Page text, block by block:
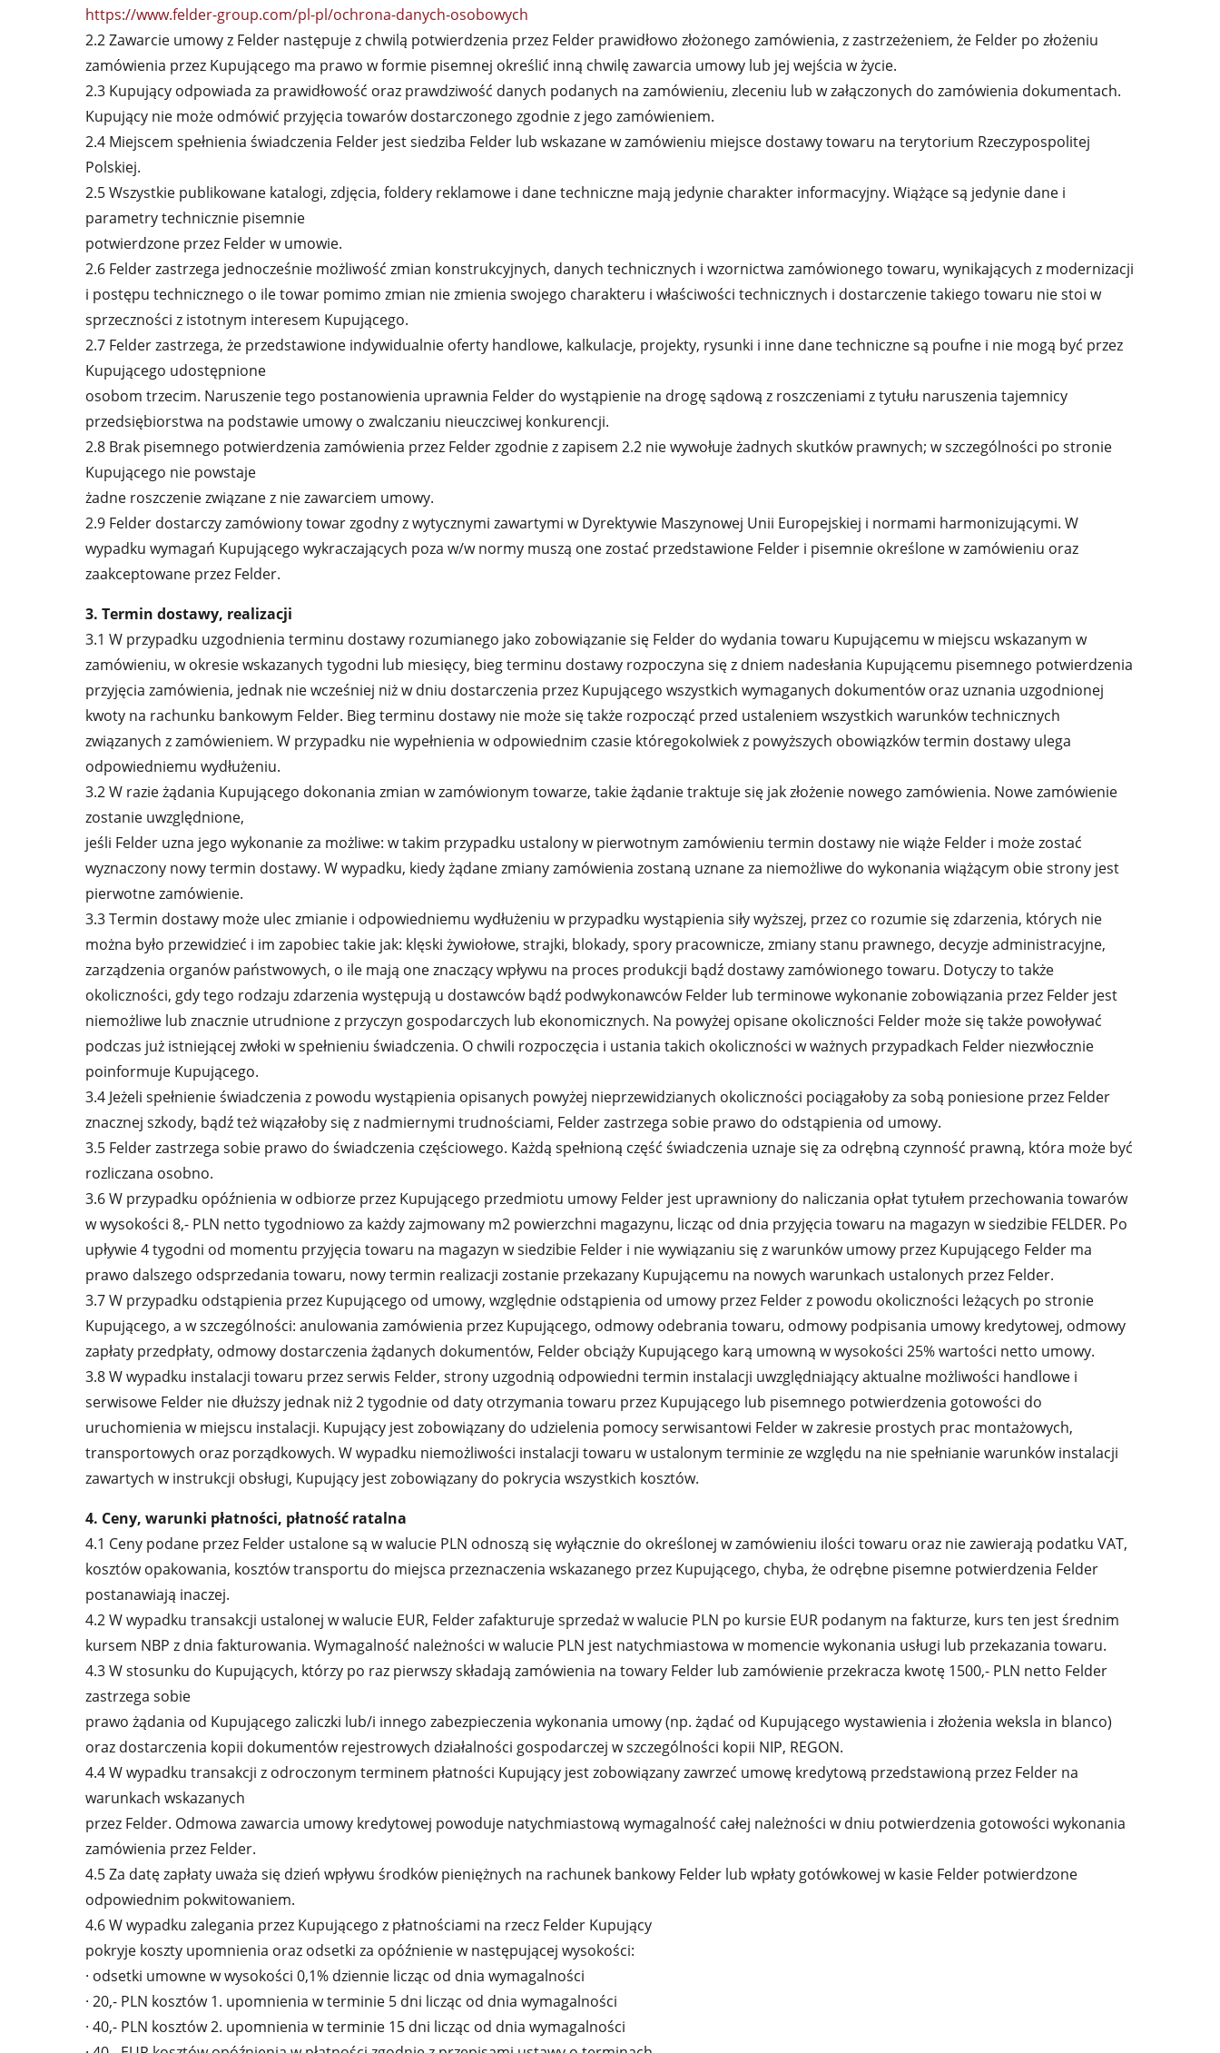
https://www.felder-group.com/pl-pl/ochrona-danych-osobowych
2.2 Zawarcie umowy z Felder następuje z chwilą potwierdzenia przez Felder prawidłowo złożonego zamówienia, z zastrzeżeniem, że Felder po złożeniu
zamówienia przez Kupującego ma prawo w formie pisemnej określić inną chwilę zawarcia umowy lub jej wejścia w życie.
2.3 Kupujący odpowiada za prawidłowość oraz prawdziwość danych podanych na zamówieniu, zleceniu lub w załączonych do zamówienia dokumentach.
Kupujący nie może odmówić przyjęcia towarów dostarczonego zgodnie z jego zamówieniem.
2.4 Miejscem spełnienia świadczenia Felder jest siedziba Felder lub wskazane w zamówieniu miejsce dostawy towaru na terytorium Rzeczypospolitej
Polskiej.
2.5 Wszystkie publikowane katalogi, zdjęcia, foldery reklamowe i dane techniczne mają jedynie charakter informacyjny. Wiążące są jedynie dane i
parametry technicznie pisemnie
potwierdzone przez Felder w umowie.
2.6 Felder zastrzega jednocześnie możliwość zmian konstrukcyjnych, danych technicznych i wzornictwa zamówionego towaru, wynikających z modernizacji
i postępu technicznego o ile towar pomimo zmian nie zmienia swojego charakteru i właściwości technicznych i dostarczenie takiego towaru nie stoi w
sprzeczności z istotnym interesem Kupującego.
2.7 Felder zastrzega, że przedstawione indywidualnie oferty handlowe, kalkulacje, projekty, rysunki i inne dane techniczne są poufne i nie mogą być przez
Kupującego udostępnione
osobom trzecim. Naruszenie tego postanowienia uprawnia Felder do wystąpienie na drogę sądową z roszczeniami z tytułu naruszenia tajemnicy
przedsiębiorstwa na podstawie umowy o zwalczaniu nieuczciwej konkurencji.
2.8 Brak pisemnego potwierdzenia zamówienia przez Felder zgodnie z zapisem 2.2 nie wywołuje żadnych skutków prawnych; w szczególności po stronie
Kupującego nie powstaje
żadne roszczenie związane z nie zawarciem umowy.
2.9 Felder dostarczy zamówiony towar zgodny z wytycznymi zawartymi w Dyrektywie Maszynowej Unii Europejskiej i normami harmonizującymi. W
wypadku wymagań Kupującego wykraczających poza w/w normy muszą one zostać przedstawione Felder i pisemnie określone w zamówieniu oraz
zaakceptowane przez Felder.
3. Termin dostawy, realizacji
3.1 W przypadku uzgodnienia terminu dostawy rozumianego jako zobowiązanie się Felder do wydania towaru Kupującemu w miejscu wskazanym w
zamówieniu, w okresie wskazanych tygodni lub miesięcy, bieg terminu dostawy rozpoczyna się z dniem nadesłania Kupującemu pisemnego potwierdzenia
przyjęcia zamówienia, jednak nie wcześniej niż w dniu dostarczenia przez Kupującego wszystkich wymaganych dokumentów oraz uznania uzgodnionej
kwoty na rachunku bankowym Felder. Bieg terminu dostawy nie może się także rozpocząć przed ustaleniem wszystkich warunków technicznych
związanych z zamówieniem. W przypadku nie wypełnienia w odpowiednim czasie któregokolwiek z powyższych obowiązków termin dostawy ulega
odpowiedniemu wydłużeniu.
3.2 W razie żądania Kupującego dokonania zmian w zamówionym towarze, takie żądanie traktuje się jak złożenie nowego zamówienia. Nowe zamówienie
zostanie uwzględnione,
jeśli Felder uzna jego wykonanie za możliwe: w takim przypadku ustalony w pierwotnym zamówieniu termin dostawy nie wiąże Felder i może zostać
wyznaczony nowy termin dostawy. W wypadku, kiedy żądane zmiany zamówienia zostaną uznane za niemożliwe do wykonania wiążącym obie strony jest
pierwotne zamówienie.
3.3 Termin dostawy może ulec zmianie i odpowiedniemu wydłużeniu w przypadku wystąpienia siły wyższej, przez co rozumie się zdarzenia, których nie
można było przewidzieć i im zapobiec takie jak: klęski żywiołowe, strajki, blokady, spory pracownicze, zmiany stanu prawnego, decyzje administracyjne,
zarządzenia organów państwowych, o ile mają one znaczący wpływu na proces produkcji bądź dostawy zamówionego towaru. Dotyczy to także
okoliczności, gdy tego rodzaju zdarzenia występują u dostawców bądź podwykonawców Felder lub terminowe wykonanie zobowiązania przez Felder jest
niemożliwe lub znacznie utrudnione z przyczyn gospodarczych lub ekonomicznych. Na powyżej opisane okoliczności Felder może się także powoływać
podczas już istniejącej zwłoki w spełnieniu świadczenia. O chwili rozpoczęcia i ustania takich okoliczności w ważnych przypadkach Felder niezwłocznie
poinformuje Kupującego.
3.4 Jeżeli spełnienie świadczenia z powodu wystąpienia opisanych powyżej nieprzewidzianych okoliczności pociągałoby za sobą poniesione przez Felder
znacznej szkody, bądź też wiązałoby się z nadmiernymi trudnościami, Felder zastrzega sobie prawo do odstąpienia od umowy.
3.5 Felder zastrzega sobie prawo do świadczenia częściowego. Każdą spełnioną część świadczenia uznaje się za odrębną czynność prawną, która może być
rozliczana osobno.
3.6 W przypadku opóźnienia w odbiorze przez Kupującego przedmiotu umowy Felder jest uprawniony do naliczania opłat tytułem przechowania towarów
w wysokości 8,- PLN netto tygodniowo za każdy zajmowany m2 powierzchni magazynu, licząc od dnia przyjęcia towaru na magazyn w siedzibie FELDER. Po
upływie 4 tygodni od momentu przyjęcia towaru na magazyn w siedzibie Felder i nie wywiązaniu się z warunków umowy przez Kupującego Felder ma
prawo dalszego odsprzedania towaru, nowy termin realizacji zostanie przekazany Kupującemu na nowych warunkach ustalonych przez Felder.
3.7 W przypadku odstąpienia przez Kupującego od umowy, względnie odstąpienia od umowy przez Felder z powodu okoliczności leżących po stronie
Kupującego, a w szczególności: anulowania zamówienia przez Kupującego, odmowy odebrania towaru, odmowy podpisania umowy kredytowej, odmowy
zapłaty przedpłaty, odmowy dostarczenia żądanych dokumentów, Felder obciąży Kupującego karą umowną w wysokości 25% wartości netto umowy.
3.8 W wypadku instalacji towaru przez serwis Felder, strony uzgodnią odpowiedni termin instalacji uwzględniający aktualne możliwości handlowe i
serwisowe Felder nie dłuższy jednak niż 2 tygodnie od daty otrzymania towaru przez Kupującego lub pisemnego potwierdzenia gotowości do
uruchomienia w miejscu instalacji. Kupujący jest zobowiązany do udzielenia pomocy serwisantowi Felder w zakresie prostych prac montażowych,
transportowych oraz porządkowych. W wypadku niemożliwości instalacji towaru w ustalonym terminie ze względu na nie spełnianie warunków instalacji
zawartych w instrukcji obsługi, Kupujący jest zobowiązany do pokrycia wszystkich kosztów.
4. Ceny, warunki płatności, płatność ratalna
4.1 Ceny podane przez Felder ustalone są w walucie PLN odnoszą się wyłącznie do określonej w zamówieniu ilości towaru oraz nie zawierają podatku VAT,
kosztów opakowania, kosztów transportu do miejsca przeznaczenia wskazanego przez Kupującego, chyba, że odrębne pisemne potwierdzenia Felder
postanawiają inaczej.
4.2 W wypadku transakcji ustalonej w walucie EUR, Felder zafakturuje sprzedaż w walucie PLN po kursie EUR podanym na fakturze, kurs ten jest średnim
kursem NBP z dnia fakturowania. Wymagalność należności w walucie PLN jest natychmiastowa w momencie wykonania usługi lub przekazania towaru.
4.3 W stosunku do Kupujących, którzy po raz pierwszy składają zamówienia na towary Felder lub zamówienie przekracza kwotę 1500,- PLN netto Felder
zastrzega sobie
prawo żądania od Kupującego zaliczki lub/i innego zabezpieczenia wykonania umowy (np. żądać od Kupującego wystawienia i złożenia weksla in blanco)
oraz dostarczenia kopii dokumentów rejestrowych działalności gospodarczej w szczególności kopii NIP, REGON.
4.4 W wypadku transakcji z odroczonym terminem płatności Kupujący jest zobowiązany zawrzeć umowę kredytową przedstawioną przez Felder na
warunkach wskazanych
przez Felder. Odmowa zawarcia umowy kredytowej powoduje natychmiastową wymagalność całej należności w dniu potwierdzenia gotowości wykonania
zamówienia przez Felder.
4.5 Za datę zapłaty uważa się dzień wpływu środków pieniężnych na rachunek bankowy Felder lub wpłaty gotówkowej w kasie Felder potwierdzone
odpowiednim pokwitowaniem.
4.6 W wypadku zalegania przez Kupującego z płatnościami na rzecz Felder Kupujący
pokryje koszty upomnienia oraz odsetki za opóźnienie w następującej wysokości:
· odsetki umowne w wysokości 0,1% dziennie licząc od dnia wymagalności
· 20,- PLN kosztów 1. upomnienia w terminie 5 dni licząc od dnia wymagalności
· 40,- PLN kosztów 2. upomnienia w terminie 15 dni licząc od dnia wymagalności